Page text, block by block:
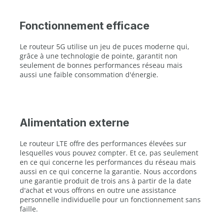
Fonctionnement efficace
Le routeur 5G utilise un jeu de puces moderne qui,
grâce à une technologie de pointe, garantit non
seulement de bonnes performances réseau mais
aussi une faible consommation d'énergie.
Alimentation externe
Le routeur LTE offre des performances élevées sur
lesquelles vous pouvez compter. Et ce, pas seulement
en ce qui concerne les performances du réseau mais
aussi en ce qui concerne la garantie. Nous accordons
une garantie produit de trois ans à partir de la date
d'achat et vous offrons en outre une assistance
personnelle individuelle pour un fonctionnement sans
faille.